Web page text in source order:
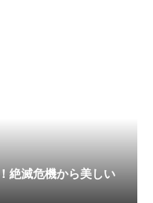
絶滅危機から美しい